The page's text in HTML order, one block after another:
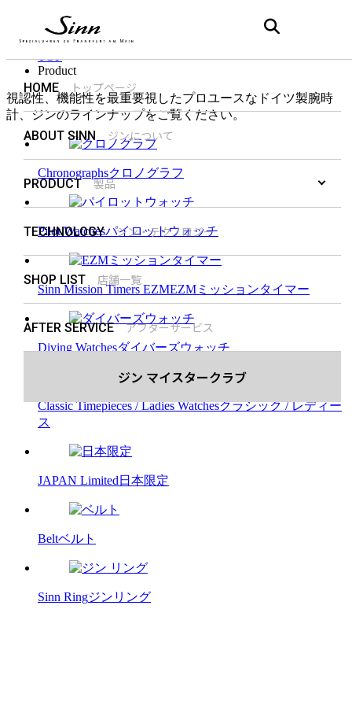
HOME トップページ
ABOUT SINN ジンについて
PRODUCT 製品
TECHNOLOGY ジン・テクノロジー
SHOP LIST 店舗一覧
AFTER SERVICE アフターサービス
ジン マイスタークラブ
Product 製品
TOP
Product
視認性、機能性を最重要視したプロユースなドイツ製腕時
計、ジンのラインナップをご覧ください。
Chronographsクロノグラフ
Pilot Watchesパイロットウォッチ
Sinn Mission Timers EZMEZMミッションタイマー
Diving Watchesダイバーズウォッチ
Classic Timepieces / Ladies Watchesクラシック / レディー
ス
JAPAN Limited日本限定
Beltベルト
Sinn Ringジンリング